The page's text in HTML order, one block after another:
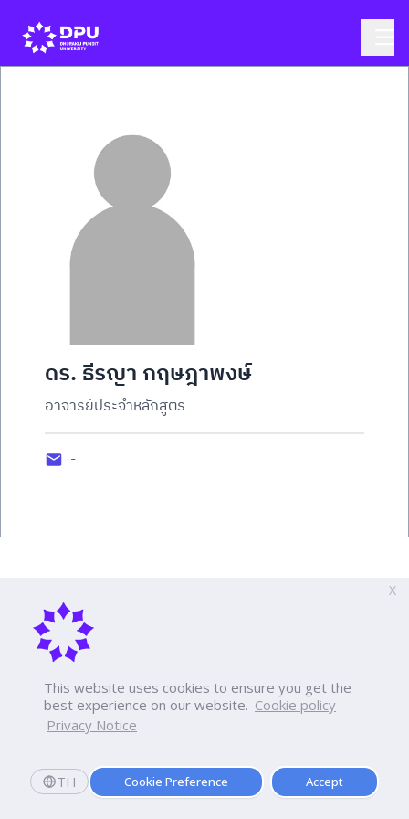
This website uses cookies to ensure you get the
best experience on our website. Cookie policy
Privacy Notice
TH Cookie Preference Accept
X
ดร. ธีรญา กฤษฎาพงษ์
อาจารย์ประจำหลักสูตร
-